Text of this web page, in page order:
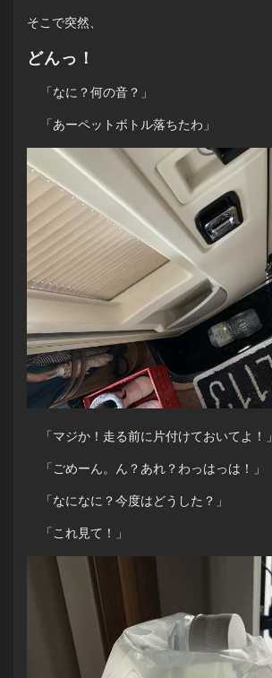
そこで突然、
どんっ！
「なに？何の音？」
「あーペットボトル落ちたわ」
「マジか！走る前に片付けておいてよ！」
「ごめーん。ん？あれ？わっはっは！」
「なになに？今度はどうした？」
「これ見て！」